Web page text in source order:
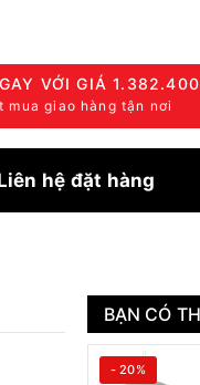
VỚI GIÁ
mua giao hàng tận nơi
hệ đặt hàng
BẠN CÓ
- 20%